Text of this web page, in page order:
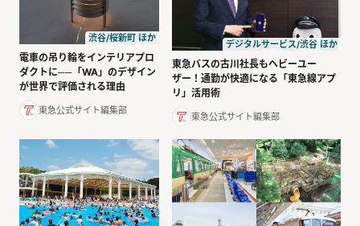
渋谷/桜新町 ほか
電車の吊り輪をインテリアプロ
ダクトに──「WA」のデザイン
が世界で評価される理由
東急公式サイト編集部
デジタルサービス/渋谷 ほか
東急バスの古川社長もヘビーユー
ザー！通勤が快適になる「東急線アプ
リ」活用術
東急公式サイト編集部